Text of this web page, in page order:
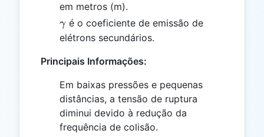
em metros (m).
\gamma
γ é o coeficiente de emissão de
elétrons secundários.
Principais Informações:
Em baixas pressões e pequenas
distâncias, a tensão de ruptura
diminui devido à redução da
frequência de colisão.